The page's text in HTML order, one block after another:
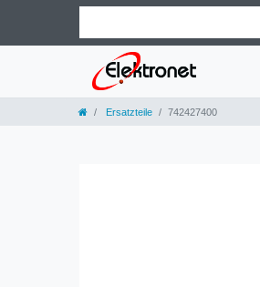
Ersatzteile 742427400